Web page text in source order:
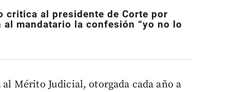
critica al presidente de Corte por
mandatario la confesión “yo no lo
Mérito Judicial, otorgada cada año a